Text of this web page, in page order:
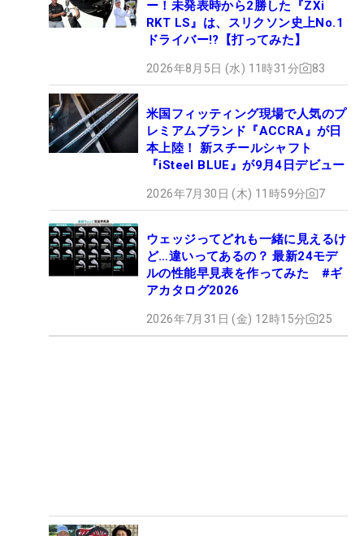
ー！未発表時から2勝した『ZXi
RKT LS』は、スリクソン史上No.1
ドライバー!?【打ってみた】
2026年8月5日 (水) 11時31分 83
米国フィッティング現場で人気のプ
レミアムブランド『ACCRA』が日
本上陸！ 新スチールシャフト
『iSteel BLUE』が9月4日デビュー
2026年7月30日 (木) 11時59分 7
ウェッジってどれも一緒に見えるけ
ど…違いってあるの？ 最新24モデ
ルの性能早見表を作ってみた #ギ
アカタログ2026
2026年7月31日 (金) 12時15分 25